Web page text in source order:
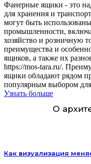
Фанерные ящики - это
для хранения и
могут быть
промышленности,
хозяйство и розничную
преимущества и
ящиков, а также их
https://mos-tara.ru/.
ящики обладают рядом
популярным выбором
Узнать больше
О
Как визуализация